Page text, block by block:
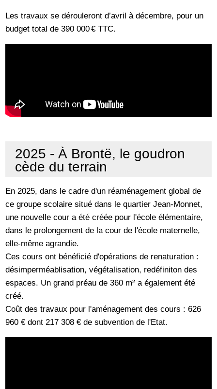
Les travaux se dérouleront d’avril à décembre, pour un
budget total de 390 000 € TTC.
2025 - À Brontë, le goudron
cède du terrain
En 2025, dans le cadre d'un réaménagement global de
ce groupe scolaire situé dans le quartier Jean-Monnet,
une nouvelle cour a été créée pour l'école élémentaire,
dans le prolongement de la cour de l'école maternelle,
elle-même agrandie.
Ces cours ont bénéficié d'opérations de renaturation :
désimperméablisation, végétalisation, redéfiniton des
espaces. Un grand préau de 360 m² a également été
créé.
Coût des travaux pour l'aménagement des cours : 626
960 € dont 217 308 € de subvention de l'Etat.